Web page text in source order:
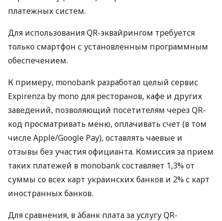
платежных систем.
Для использования QR-эквайрингом требуется
только смартфон с установленным программным
обеспечением.
К примеру, monobank разработал целый сервис
Expirenza by mono для ресторанов, кафе и других
заведений, позволяющий посетителям через QR-
код просматривать меню, оплачивать счет (в том
числе Apple/Google Pay), оставлять чаевые и
отзывы без участия официанта. Комиссия за прием
таких платежей в monobank составляет 1,3% от
суммы со всех карт украинских банков и 2% с карт
иностранных банков.
Для сравнения, в àбанк плата за услугу QR-